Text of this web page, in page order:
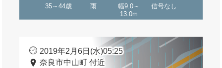
35～44歳 雨
幅9.0～
13.0m
信号なし
2019年2月6日(水)05:25
奈良市中山町 付近